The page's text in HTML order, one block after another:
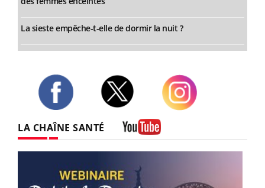
La sieste empêche-t-elle de dormir la nuit ?
LA CHAÎNE SANTÉ